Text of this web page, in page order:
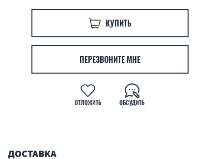
КУПИТЬ
ПЕРЕЗВОНИТЕ МНЕ
ОТЛОЖИТЬ ОБСУДИТЬ
ДОСТАВКА